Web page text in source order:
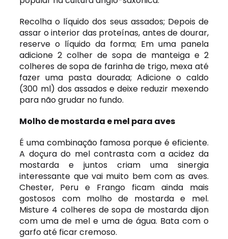
Recolha o líquido dos seus assados; Depois de
assar o interior das proteínas, antes de dourar,
reserve o líquido da forma; Em uma panela
adicione 2 colher de sopa de manteiga e 2
colheres de sopa de farinha de trigo, mexa até
fazer uma pasta dourada; Adicione o caldo
(300 ml) dos assados e deixe reduzir mexendo
para não grudar no fundo.
Molho de mostarda e mel para aves
É uma combinação famosa porque é eficiente.
A doçura do mel contrasta com a acidez da
mostarda e juntos criam uma sinergia
interessante que vai muito bem com as aves.
Chester, Peru e Frango ficam ainda mais
gostosos com molho de mostarda e mel.
Misture 4 colheres de sopa de mostarda dijon
com uma de mel e uma de água. Bata com o
garfo até ficar cremoso.